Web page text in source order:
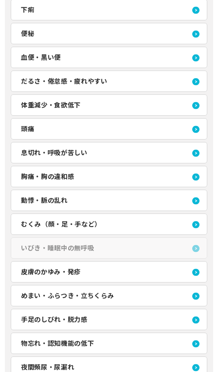
下痢
便秘
血便・黒い便
だるさ・倦怠感・疲れやすい
体重減少・食欲低下
頭痛
息切れ・呼吸が苦しい
胸痛・胸の違和感
動悸・脈の乱れ
むくみ（顔・足・手など）
いびき・睡眠中の無呼吸
皮膚のかゆみ・発疹
めまい・ふらつき・立ちくらみ
手足のしびれ・脱力感
物忘れ・認知機能の低下
夜間頻尿・尿漏れ